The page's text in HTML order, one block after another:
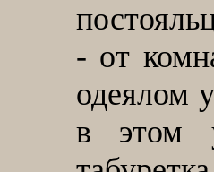
- от
одеялом
в этом